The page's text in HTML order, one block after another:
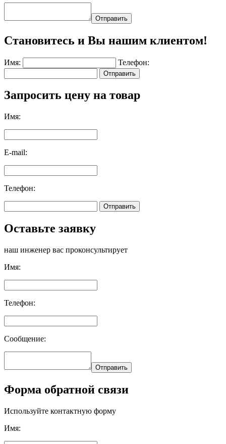
Отправить
Становитесь и Вы нашим клиентом!
Имя: Телефон:
Отправить
Запросить цену на товар
Имя:
E-mail:
Телефон:
Отправить
Оставьте заявку
наш инженер вас проконсультирует
Имя:
Телефон:
Сообщение:
Отправить
Форма обратной связи
Используйте контактную форму
Имя: